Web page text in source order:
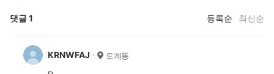
댓글1 등록순 최신순
KRNWFAJ 도계동